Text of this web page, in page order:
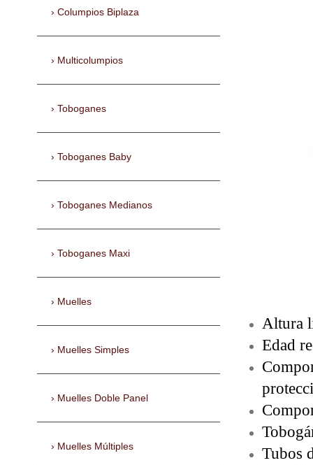
Altura
Edad
Tubos
Columpios Biplaza
Multicolumpios
Toboganes
Toboganes Baby
Toboganes Medianos
Toboganes Maxi
Muelles
Muelles Simples
Muelles Doble Panel
Muelles Múltiples